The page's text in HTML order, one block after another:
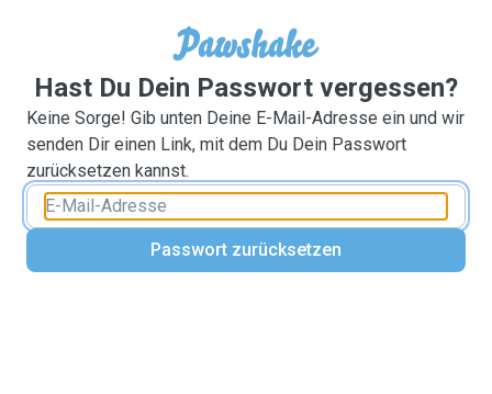
Hast Du Dein Passwort vergessen?
Keine Sorge! Gib unten Deine E-Mail-Adresse ein und wir
senden Dir einen Link, mit dem Du Dein Passwort
zurücksetzen kannst.
Passwort zurücksetzen